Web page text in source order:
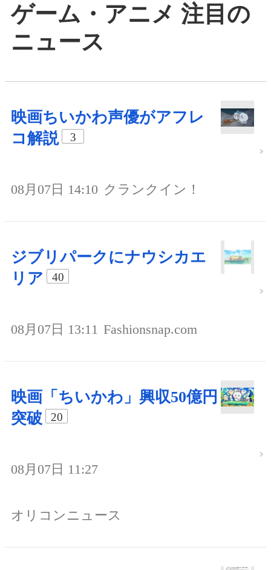
ゲーム・アニメ 注目の
ニュース
映画ちいかわ声優がアフレ
コ解説
3
08月07日 14:10 クランクイン！
ジブリパークにナウシカエ
リア
40
08月07日 13:11 Fashionsnap.com
映画「ちいかわ」興収50億円
突破
20
08月07日 11:27
オリコンニュース